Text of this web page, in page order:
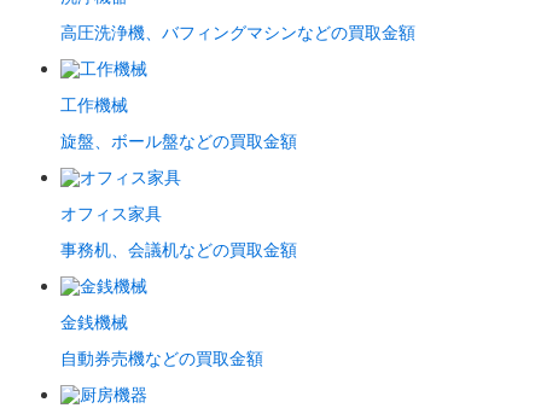
高圧洗浄機、バフィングマシンなどの買取金額
工作機械
旋盤、ボール盤などの買取金額
オフィス家具
事務机、会議机などの買取金額
金銭機械
自動券売機などの買取金額